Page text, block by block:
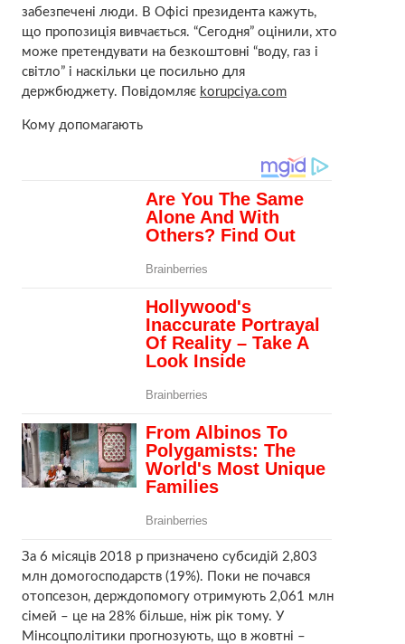
забезпечені люди. В Офісі президента кажуть,
що пропозиція вивчається. “Сегодня” оцінили, хто
може претендувати на безкоштовні “воду, газ і
світло” і наскільки це посильно для
держбюджету. Повідомляє korupciya.com
Кому допомагають
За 6 місяців 2018 р призначено субсидій 2,803
млн домогосподарств (19%). Поки не почався
отопсезон, держдопомогу отримують 2,061 млн
сімей – це на 28% більше, ніж рік тому. У
Мінсоцполітики прогнозують, що в жовтні –